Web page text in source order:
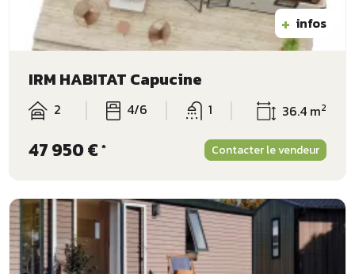
+ infos
IRM HABITAT Capucine
2 4/6 1 36.4 m2
47 950 € * Contacter le vendeur